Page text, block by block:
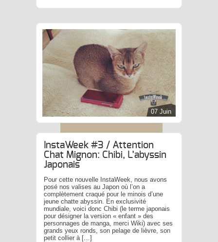
07 Juin
InstaWeek #3 / Attention
Chat Mignon: Chibi, L’abyssin
Japonais
Pour cette nouvelle InstaWeek, nous avons
posé nos valises au Japon où l’on a
complètement craqué pour le minois d’une
jeune chatte abyssin. En exclusivité
mundiale, voici donc Chibi (le terme japonais
pour désigner la version « enfant » des
personnages de manga, merci Wiki) avec ses
grands yeux ronds, son pelage de lièvre, son
petit collier à […]